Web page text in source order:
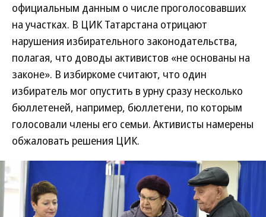
официальным данным о числе проголосовавших
на участках. В ЦИК Татарстана отрицают
нарушения избирательного законодательства,
полагая, что доводы активистов «не основаны на
законе». В избиркоме считают, что один
избиратель мог опустить в урну сразу несколько
бюллетеней, например, бюллетени, по которым
голосовали члены его семьи. Активисты намерены
обжаловать решения ЦИК.